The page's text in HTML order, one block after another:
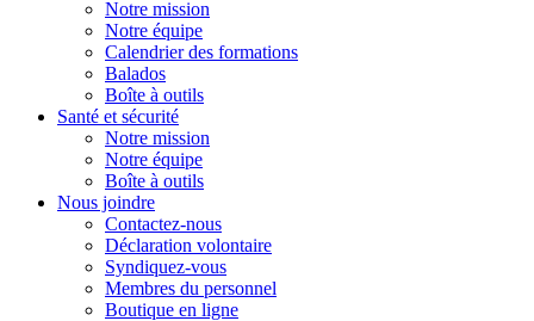
Notre mission
Notre équipe
Calendrier des formations
Balados
Boîte à outils
Santé et sécurité
Notre mission
Notre équipe
Boîte à outils
Nous joindre
Contactez-nous
Déclaration volontaire
Syndiquez-vous
Membres du personnel
Boutique en ligne